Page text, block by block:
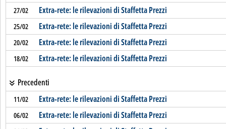
27/02 Extra-rete: le rilevazioni di Staffetta Prezzi
25/02 Extra-rete: le rilevazioni di Staffetta Prezzi
20/02 Extra-rete: le rilevazioni di Staffetta Prezzi
18/02 Extra-rete: le rilevazioni di Staffetta Prezzi
Precedenti
11/02 Extra-rete: le rilevazioni di Staffetta Prezzi
06/02 Extra-rete: le rilevazioni di Staffetta Prezzi